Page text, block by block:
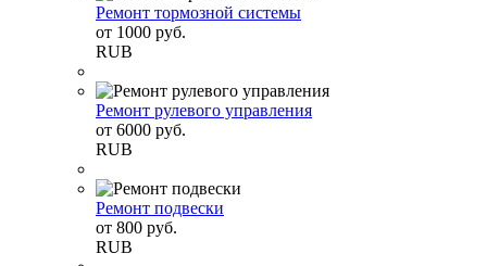
Ремонт тормозной системы
от 1000 руб.
RUB
Ремонт рулевого управления
от 6000 руб.
RUB
Ремонт подвески
от 800 руб.
RUB